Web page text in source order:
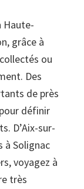
Haute-
grâce à
ou
Des
de près
définir
D’Aix-sur-
à Solignac
voyagez à
très